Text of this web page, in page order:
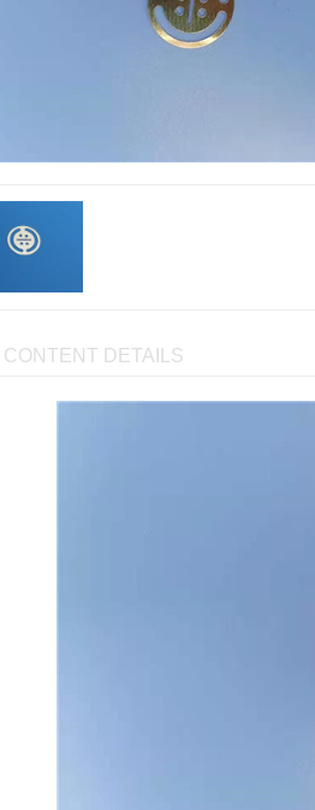
CONTENT DETAILS